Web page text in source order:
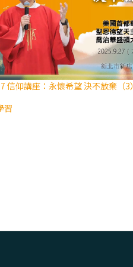
信仰講座：永懷希望 決不放棄（3）
習